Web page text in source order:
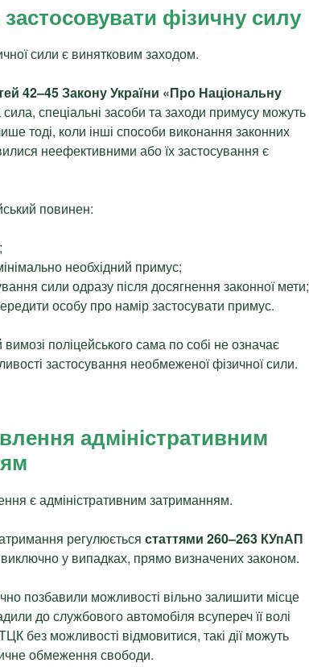
фізичну силу
сили є винятковим заходом.
42–45 Закону України «Про Національну
сила, спеціальні засоби та заходи примусу можуть
тоді, коли інші способи виконання законних
неефективними або їх застосування є
повинен:
необхідний примус;
сили одразу після досягнення законної мети;
особу про намір застосувати примус.
поліцейського сама по собі не означає
застосування необмеженої фізичної сили.
адміністративним
є адміністративним затриманням.
регулюється статтями 260–263 КУпАП
виключно у випадках, прямо визначених законом.
позбавили можливості вільно залишити місце
до службового автомобіля всупереч її волі
без можливості відмовитися, такі дії можуть
обмеження свободи.